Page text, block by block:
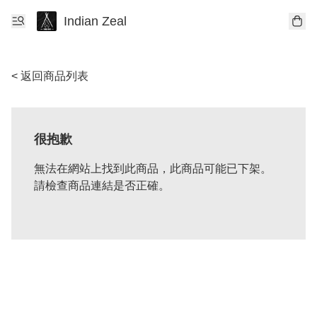
Indian Zeal
< 返回商品列表
很抱歉
無法在網站上找到此商品，此商品可能已下架。
請檢查商品連結是否正確。